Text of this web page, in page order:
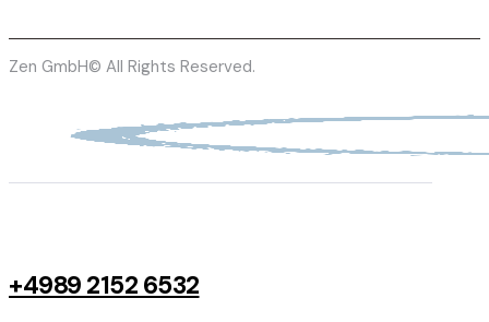
Zen GmbH© All Rights Reserved.
+4989 2152 6532